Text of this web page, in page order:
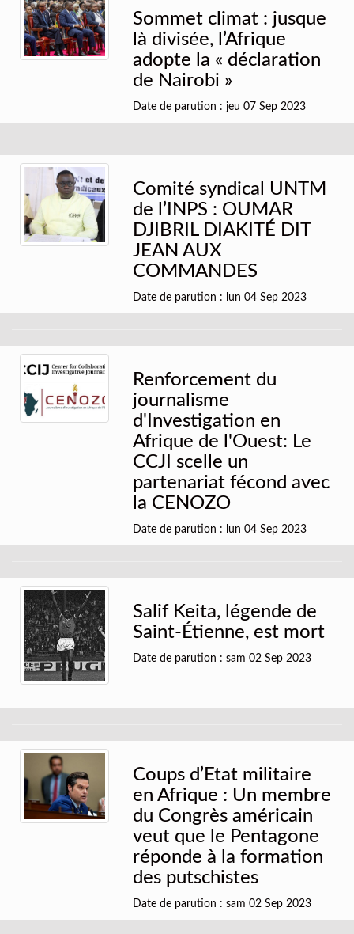
Sommet climat : jusque
là divisée, l’Afrique
adopte la « déclaration
de Nairobi »
Date de parution : jeu 07 Sep 2023
Comité syndical UNTM
de l’INPS : OUMAR
DJIBRIL DIAKITÉ DIT
JEAN AUX
COMMANDES
Date de parution : lun 04 Sep 2023
Renforcement du
journalisme
d'Investigation en
Afrique de l'Ouest: Le
CCJI scelle un
partenariat fécond avec
la CENOZO
Date de parution : lun 04 Sep 2023
Salif Keita, légende de
Saint-Étienne, est mort
Date de parution : sam 02 Sep 2023
Coups d’Etat militaire
en Afrique : Un membre
du Congrès américain
veut que le Pentagone
réponde à la formation
des putschistes
Date de parution : sam 02 Sep 2023